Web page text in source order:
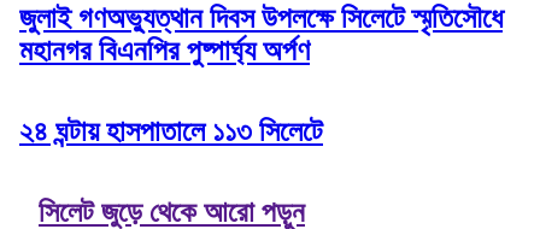
জুলাই গণঅভ্যুত্থান দিবস উপলক্ষে সিলেটে স্মৃতিসৌধে
মহানগর বিএনপির পুষ্পার্ঘ্য অর্পণ
২৪ ঘন্টায় হাসপাতালে ১১৩ সিলেটে
সিলেট জুড়ে থেকে আরো পড়ুন